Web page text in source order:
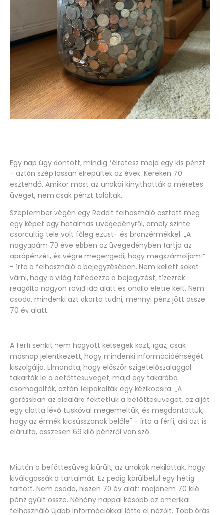
Egy nap úgy döntött, mindig félretesz majd egy kis pénzt
- aztán szép lassan elrepültek az évek. Kereken 70
esztendő. Amikor most az unokái kinyithatták a méretes
üveget, nem csak pénzt találtak.
Szeptember végén egy Reddit felhasználó osztott meg
egy képet egy hatalmas üvegedényről, amely szinte
csordultig tele volt főleg ezüst- és bronzérmékkel. „A
nagyapám 70 éve ebben az üvegedényben tartja az
aprópénzét, és végre megengedi, hogy megszámoljam!”
- írta a felhasználó a bejegyzésében. Nem kellett sokat
várni, hogy a világ felfedezze a bejegyzést, tízezrek
reagálta nagyon rövid idő alatt és önálló életre kelt. Nem
csoda, mindenki azt akarta tudni, mennyi pénz jött össze
70 év alatt.
A férfi senkit nem hagyott kétségek közt, igaz, csak
másnap jelentkezett, hogy mindenki információéhségét
kiszolgálja. Elmondta, hogy először szigetelőszalaggal
takarták le a befőttesüveget, majd egy takaróba
csomagolták, aztán felpakolták egy kézikocsira. „A
garázsban az oldalára fektettük a befőttesüveget, az alját
egy alatta lévő tuskóval megemeltük, és megdöntöttük,
hogy az érmék kicsússzanak belőle" - írta a férfi, aki azt is
elárulta, összesen 69 kiló pénzről van szó.
Miután a befőttesüveg kiürült, az unokák nekiláttak, hogy
kiválogassák a tartalmát. Ez pedig körülbelül egy hétig
tartott. Nem csoda, hiszen 70 év alatt majdnem 70 kiló
pénz gyűlt össze. Néhány nappal később az amerikai
felhasználó újabb információkkal látta el nézőit. Több órás